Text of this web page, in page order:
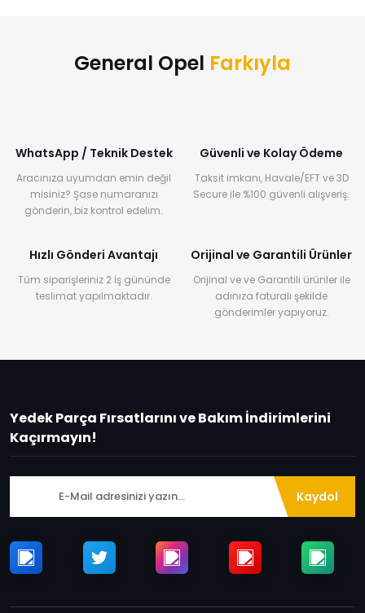
General Opel Farkıyla
WhatsApp / Teknik Destek
Aracınıza uyumdan emin değil
misiniz? Şase numaranızı
gönderin, biz kontrol edelim.
Güvenli ve Kolay Ödeme
Taksit imkanı, Havale/EFT ve 3D
Secure ile %100 güvenli alışveriş.
Hızlı Gönderi Avantajı
Tüm siparişleriniz 2 İş gününde
teslimat yapılmaktadır.
Orijinal ve Garantili Ürünler
Orijinal ve ve Garantili ürünler ile
adınıza faturalı şekilde
gönderimler yapıyoruz.
Yedek Parça Fırsatlarını ve Bakım İndirimlerini
Kaçırmayın!
Kaydol